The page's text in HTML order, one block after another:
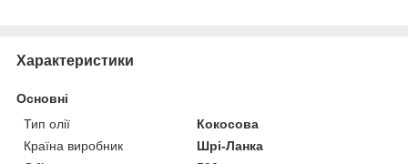
Характеристики
Основні
Тип олії
Кокосова
Країна виробник
Шрі-Ланка